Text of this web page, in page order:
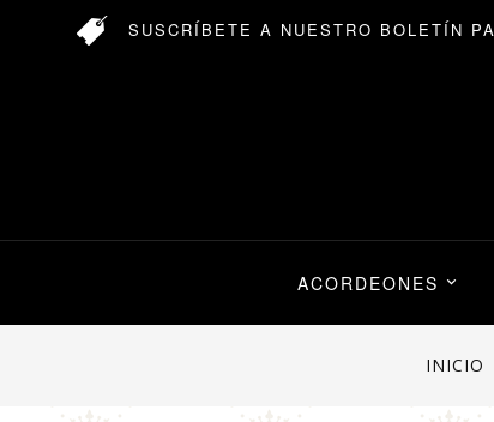
SUSCRÍBETE A NUESTRO BOLETÍN

ACORDEONES
INICIO